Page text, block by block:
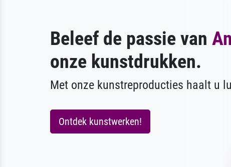
Beleef de passie van
onze kunstdrukken.
Met onze kunstreproducties haalt u
Ontdek kunstwerken!